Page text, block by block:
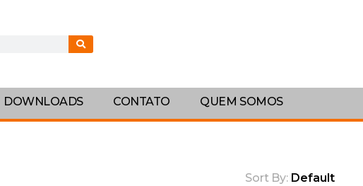
DOWNLOADS CONTATO QUEM SOMOS
Sort By: Default